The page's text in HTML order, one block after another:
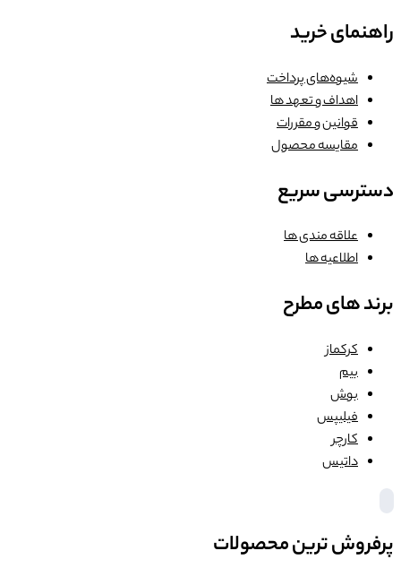
راهنمای خرید
شیوه‌های پرداخت
اهداف و تعهد ها
قوانین و مقررات
مقایسه محصول
دسترسی سریع
علاقه مندی ها
اطلاعیه ها
برند های مطرح
کرکماز
بیم
بوش
فیلیپس
کارچر
داتیس
پرفروش ترین محصولات